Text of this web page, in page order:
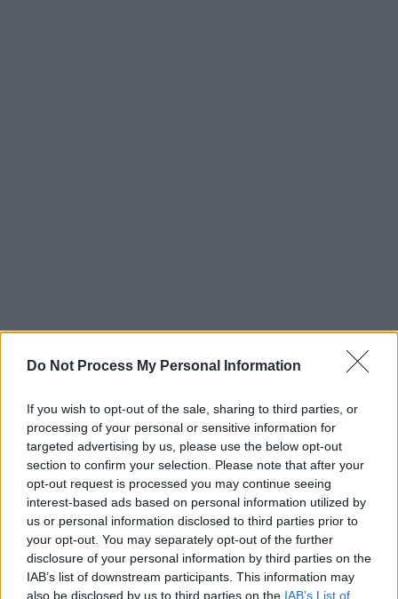
Do Not Process My Personal Information
If you wish to opt-out of the sale, sharing to third parties, or
processing of your personal or sensitive information for
targeted advertising by us, please use the below opt-out
section to confirm your selection. Please note that after your
opt-out request is processed you may continue seeing
interest-based ads based on personal information utilized by
us or personal information disclosed to third parties prior to
your opt-out. You may separately opt-out of the further
disclosure of your personal information by third parties on the
IAB’s list of downstream participants. This information may
also be disclosed by us to third parties on the IAB’s List of